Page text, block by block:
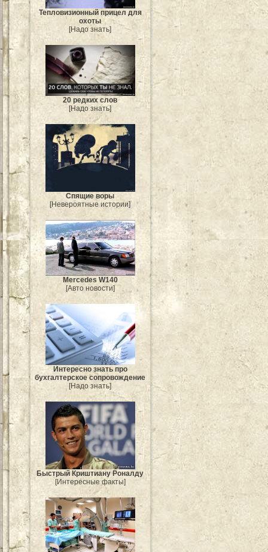
Тепловизионный прицел для
охоты
[Надо знать]
20 редких слов
[Надо знать]
Спящие воры
[Невероятные истории]
Mercedes W140
[Авто новости]
Интересно знать про
бухгалтерское сопровождение
[Надо знать]
Быстрый Криштиану Роналду
[Интересные факты]